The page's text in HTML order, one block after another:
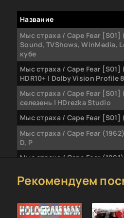
Название
Мыс страха / Cape Fear [S01]
Sound, TVShows, WinMedia,
кубе
Мыс страха / Cape Fear [S01]
HDR10+ | Dolby Vision Profile 8
Мыс страха / Cape Fear [S01]
селезень | HDrezka Studio
Мыс страха / Cape Fear
Мыс страха / Cape Fear
D, P
Мыс страха / Cape Fear (1991)
Мыс страха / Cape Fear (1991)
Мыс страха / Cape Fear (1991)
Рекомендуем